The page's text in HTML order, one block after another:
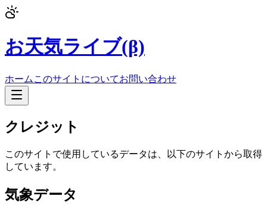
お天気ライブ(β)
ホーム このサイトについてお問い合わせ
クレジット
このサイトで使用しているデータは、以下のサイトから取得
しています。
気象データ